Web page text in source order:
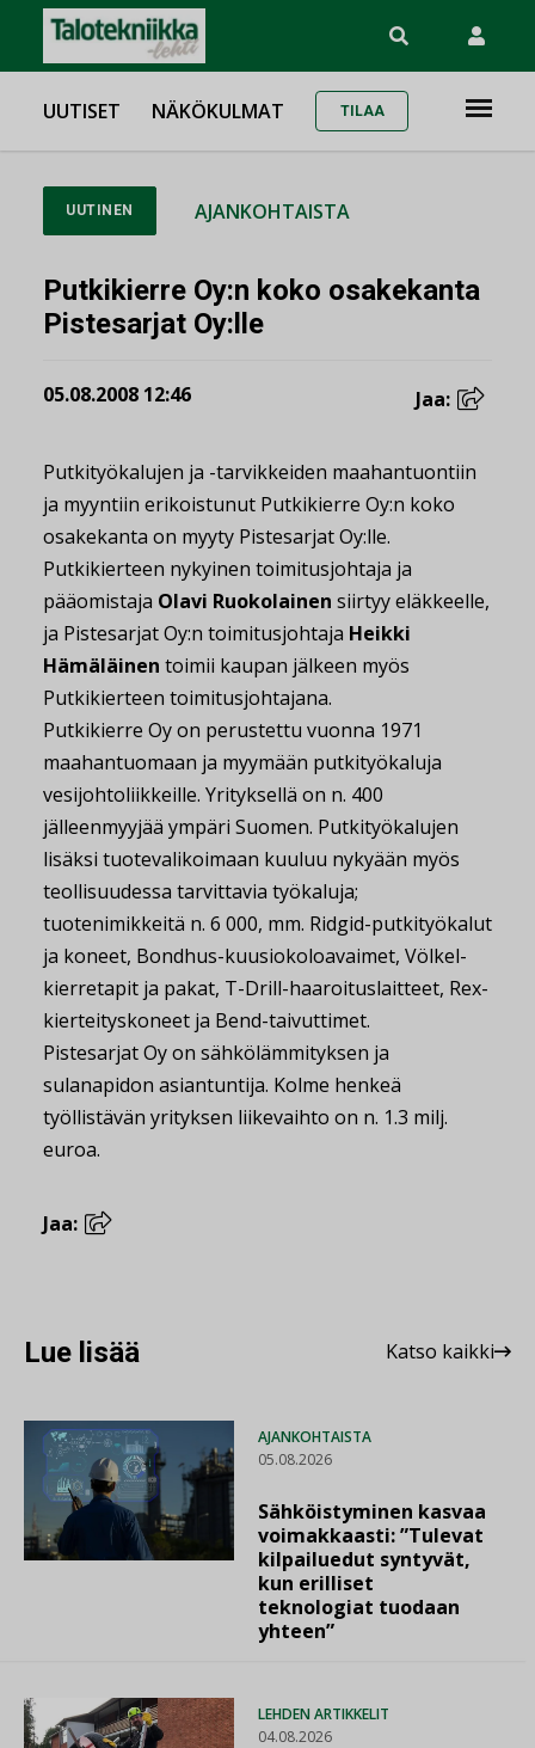
UUTISET NÄKÖKULMAT TILAA
UUTINEN AJANKOHTAISTA
Putkikierre Oy:n koko osakekanta
Pistesarjat Oy:lle
05.08.2008 12:46 Jaa:
Putkityökalujen ja -tarvikkeiden maahantuontiin
ja myyntiin erikoistunut Putkikierre Oy:n koko
osakekanta on myyty Pistesarjat Oy:lle.
Putkikierteen nykyinen toimitusjohtaja ja
pääomistaja Olavi Ruokolainen siirtyy eläkkeelle,
ja Pistesarjat Oy:n toimitusjohtaja Heikki
Hämäläinen toimii kaupan jälkeen myös
Putkikierteen toimitusjohtajana.
Putkikierre Oy on perustettu vuonna 1971
maahantuomaan ja myymään putkityökaluja
vesijohtoliikkeille. Yrityksellä on n. 400
jälleenmyyjää ympäri Suomen. Putkityökalujen
lisäksi tuotevalikoimaan kuuluu nykyään myös
teollisuudessa tarvittavia työkaluja;
tuotenimikkeitä n. 6 000, mm. Ridgid-putkityökalut
ja koneet, Bondhus-kuusiokoloavaimet, Völkel-
kierretapit ja pakat, T-Drill-haaroituslaitteet, Rex-
kierteityskoneet ja Bend-taivuttimet.
Pistesarjat Oy on sähkölämmityksen ja
sulanapidon asiantuntija. Kolme henkeä
työllistävän yrityksen liikevaihto on n. 1.3 milj.
euroa.
Jaa:
Lue lisää Katso kaikki
AJANKOHTAISTA
05.08.2026
Sähköistyminen kasvaa
voimakkaasti: ”Tulevat
kilpailuedut syntyvät,
kun erilliset
teknologiat tuodaan
yhteen”
LEHDEN ARTIKKELIT
04.08.2026